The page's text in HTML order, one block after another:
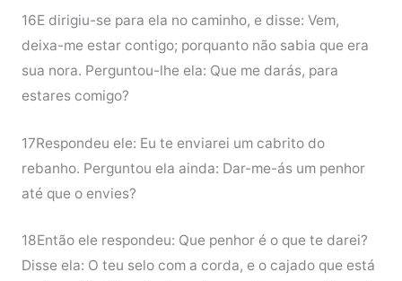
16E dirigiu-se para ela no caminho, e disse: Vem,
deixa-me estar contigo; porquanto não sabia que era
sua nora. Perguntou-lhe ela: Que me darás, para
estares comigo?
17Respondeu ele: Eu te enviarei um cabrito do
rebanho. Perguntou ela ainda: Dar-me-ás um penhor
até que o envies?
18Então ele respondeu: Que penhor é o que te darei?
Disse ela: O teu selo com a corda, e o cajado que está